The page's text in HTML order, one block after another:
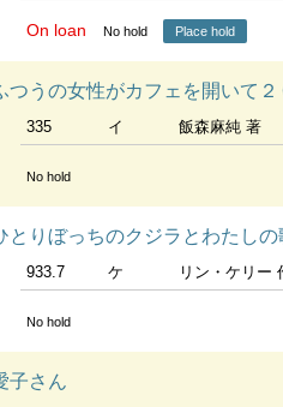
On loan No hold Place hold
つうの女性がカフェを開いて
335 イ 飯森麻純 著
No hold
とりぼっちのクジラとわたしの
933.7 ケ リン・ケリー
No hold
子さん